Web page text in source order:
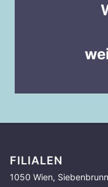
FILIALEN
1050 Wien,